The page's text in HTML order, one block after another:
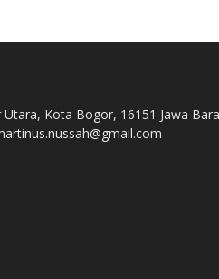
Utara, Kota Bogor, 16151 Jawa